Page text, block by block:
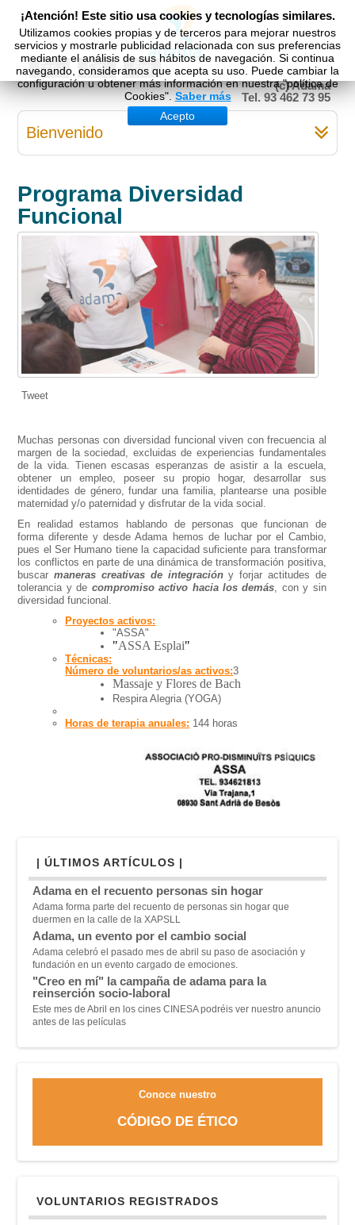
Esp Cat Eng
(c) Adama
Tel. 93 462 73 95
¡Atención! Este sitio usa cookies y tecnologías similares.
Utilizamos cookies propias y de terceros para mejorar nuestros
servicios y mostrarle publicidad relacionada con sus preferencias
mediante el análisis de sus hábitos de navegación. Si continua
navegando, consideramos que acepta su uso. Puede cambiar la
configuración u obtener más información en nuestra "política de
Cookies". Saber más
Acepto
Bienvenido
Programa Diversidad
Funcional
Tweet
Muchas personas con diversidad funcional viven con frecuencia al
margen de la sociedad, excluidas de experiencias fundamentales
de la vida. Tienen escasas esperanzas de asistir a la escuela,
obtener un empleo, poseer su propio hogar, desarrollar sus
identidades de género, fundar una familia, plantearse una posible
maternidad y/o paternidad y disfrutar de la vida social.
En realidad estamos hablando de personas que funcionan de
forma diferente y desde Adama hemos de luchar por el Cambio,
pues el Ser Humano tiene la capacidad suficiente para transformar
los conflictos en parte de una dinámica de transformación positiva,
buscarmaneras creativas de integracióny forjar actitudes de
tolerancia y de compromiso activo hacia los demás , con y sin
diversidad funcional.
Proyectos activos:
"ASSA"
"ASSA Esplai"
Técnicas:
Número de voluntarios/as activos:3
Massaje y Flores de Bach
Respira Alegria (YOGA)
Horas de terapia anuales: 144 horas
| ÚLTIMOS ARTÍCULOS |
Adama en el recuento personas sin hogar
Adama forma parte del recuento de personas sin hogar que
duermen en la calle de la XAPSLL
Adama, un evento por el cambio social
Adama celebró el pasado mes de abril su paso de asociación y
fundación en un evento cargado de emociones.
"Creo en mí" la campaña de adama para la
reinserción socio-laboral
Este mes de Abril en los cines CINESA podréis ver nuestro anuncio
antes de las películas
Conoce nuestro
CÓDIGO DE ÉTICO
VOLUNTARIOS REGISTRADOS